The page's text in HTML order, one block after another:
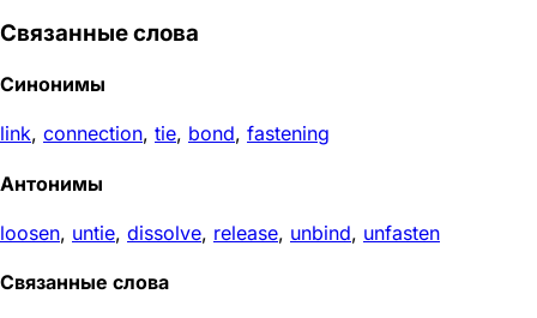
Связанные слова
Синонимы
link, connection, tie, bond, fastening
Антонимы
loosen, untie, dissolve, release, unbind, unfasten
Связанные слова